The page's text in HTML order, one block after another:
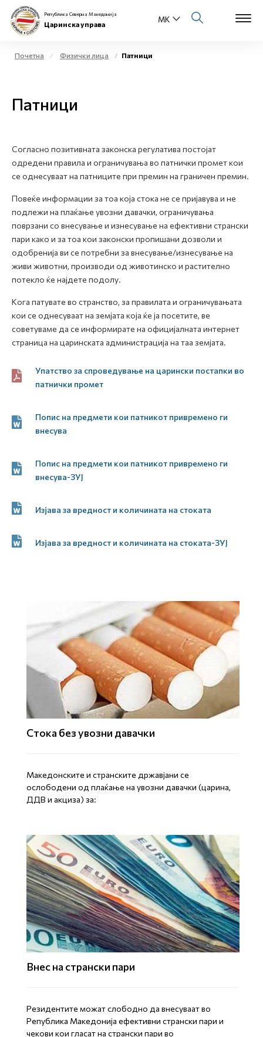
Физички лица
Бизнис заедница
Open
Е-Царина
Медиа центар
Контакт
Република Северна Македонија
Царинска управа
Почетна Физички лица Патници
Патници
Согласно позитивната законска регулатива постојат
одредени правила и ограничувања во патнички промет кои
се однесуваат на патниците при премин на граничен премин.
Повеќе информации за тоа која стока не се пријавува и не
подлежи на плаќање увозни давачки, ограничувања
поврзани со внесување и изнесување на ефективни странски
пари како и за тоа кои законски пропишани дозволи и
одобренија ви се потребни за внесување/изнесување на
живи животни, производи од животинско и растително
потекло ќе најдете подолу.
Кога патувате во странство, за правилата и ограничувањата
кои се однесуваат на земјата која ќе ја посетите, ве
советуваме да се информирате на официјалната интернет
страница на царинската администрација на таа земјата.
Упатство за спроведување на царински постапки во
патнички промет
Попис на предмети кои патникот привремено ги
внесува
Попис на предмети кои патникот привремено ги
внесува-ЗУЈ
Изјава за вредност и количината на стоката
Изјава за вредност и количината на стоката-ЗУЈ
Стока без увозни давачки
Mакедонските и странските државјани се
ослободени од плаќање на увозни давачки (царина,
ДДВ и акциза) за:
Внес на странски пари
Резидентите можат слободно да внесуваат во
Република Македонија ефективни странски пари и
чекови кои гласат на странски пари во